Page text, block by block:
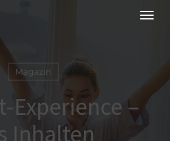
Menu
Magazin
Experience –
Inhalten